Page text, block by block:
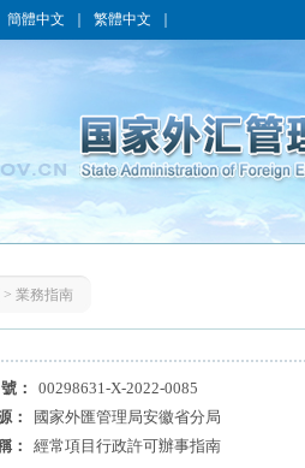
簡體中文 繁體中文
> 業務指南
：
00298631-X-2022-0085
國家外匯管理局安徽省分局
經常項目行政許可辦事指南